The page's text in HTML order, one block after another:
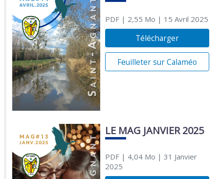
PDF| 2,55 Mo | 15 Avril 2025
Télécharger
Feuilleter sur Calaméo
LE MAG JANVIER 2025
PDF| 4,04 Mo | 31 Janvier
2025